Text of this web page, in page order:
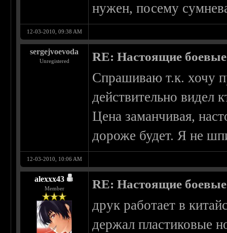
нужен, посему
12-03-2010, 09:38 AM
sergejvoevoda
Unregistered RE: Настоящие
Спрашиваю т.к. хочу
действительно видел
Цена заманчивая,
дороже будет. Я не
12-03-2010, 10:06 AM
alexxx43
Member RE: Настоящие
друк работает в
держал пластиковые